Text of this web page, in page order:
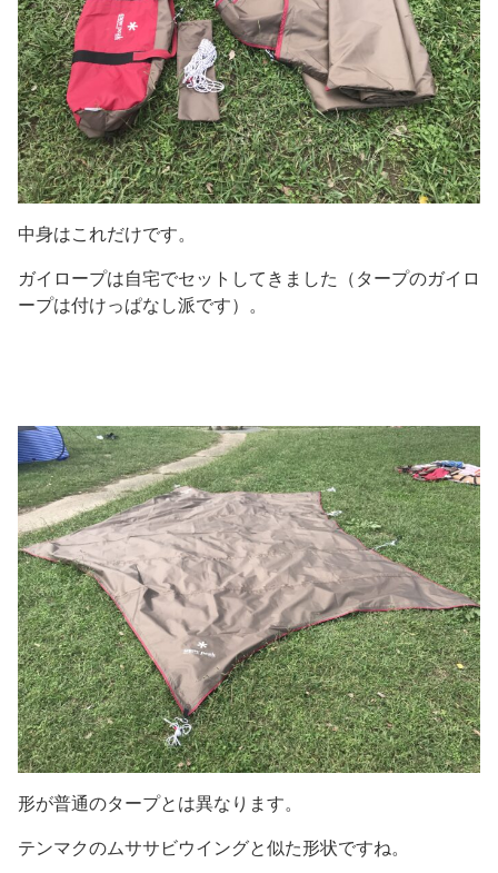
中身はこれだけです。
ガイロープは自宅でセットしてきました（タープのガイロ
ープは付けっぱなし派です）。
形が普通のタープとは異なります。
テンマクのムササビウイングと似た形状ですね。